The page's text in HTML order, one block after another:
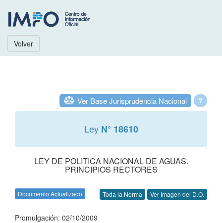
Volver
?
Ver Base Jurisprudencia Nacional
Ley N° 18610
LEY DE POLITICA NACIONAL DE AGUAS.
PRINCIPIOS RECTORES
Documento Actualizado Toda la Norma Ver Imagen del D.O.
Promulgación: 02/10/2009